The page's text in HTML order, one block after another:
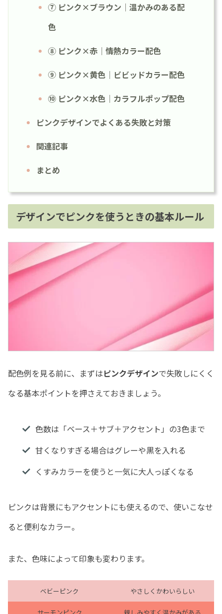
⑦ ピンク×ブラウン｜温かみのある配
色
⑧ ピンク×赤｜情熱カラー配色
⑨ ピンク×黄色｜ビビッドカラー配色
⑩ ピンク×水色｜カラフルポップ配色
ピンクデザインでよくある失敗と対策
関連記事
まとめ
デザインでピンクを使うときの基本ルール
配色例を見る前に、まずはピンクデザインで失敗しにくく
なる基本ポイントを押さえておきましょう。
色数は「ベース＋サブ＋アクセント」の3色まで
甘くなりすぎる場合はグレーや黒を入れる
くすみカラーを使うと一気に大人っぽくなる
ピンクは背景にもアクセントにも使えるので、使いこなせ
ると便利なカラー。
また、色味によって印象も変わります。
ベビーピンク やさしくかわいらしい